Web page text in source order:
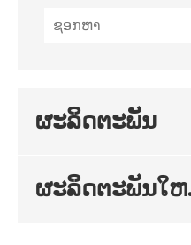
ຜະລິດຕະພັນ
ຜະລິດຕະພັນໃ